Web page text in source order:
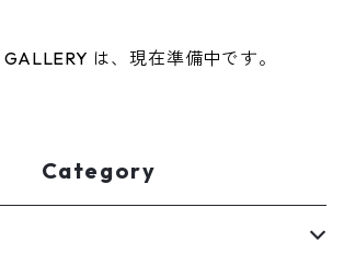
は、現在準備中です。
Category